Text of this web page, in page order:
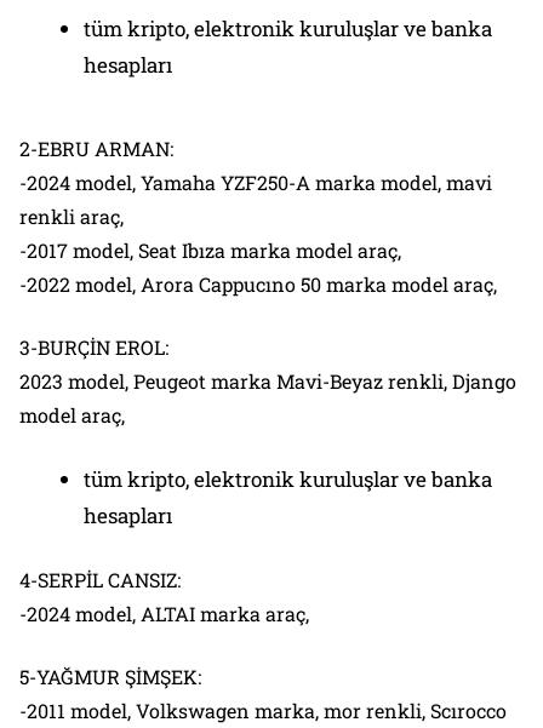
tüm kripto, elektronik kuruluşlar ve banka
hesapları
2-EBRU ARMAN:
-2024 model, Yamaha YZF250-A marka model, mavi
renkli araç,
-2017 model, Seat Ibıza marka model araç,
-2022 model, Arora Cappucıno 50 marka model araç,
3-BURÇİN EROL:
2023 model, Peugeot marka Mavi-Beyaz renkli, Django
model araç,
tüm kripto, elektronik kuruluşlar ve banka
hesapları
4-SERPİL CANSIZ:
-2024 model, ALTAI marka araç,
5-YAĞMUR ŞİMŞEK:
-2011 model, Volkswagen marka, mor renkli, Scırocco